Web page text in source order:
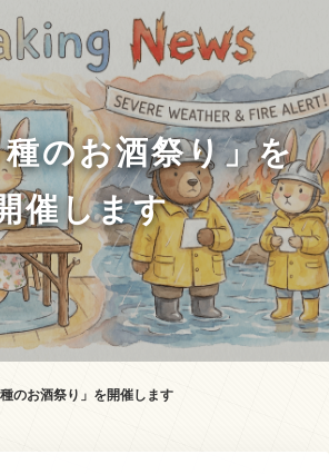
のお酒祭り」を
催します
種のお酒祭り」を開催します